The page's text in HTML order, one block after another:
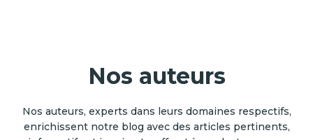
Nos auteurs
Nos auteurs, experts dans leurs domaines respectifs,
enrichissent notre blog avec des articles pertinents,